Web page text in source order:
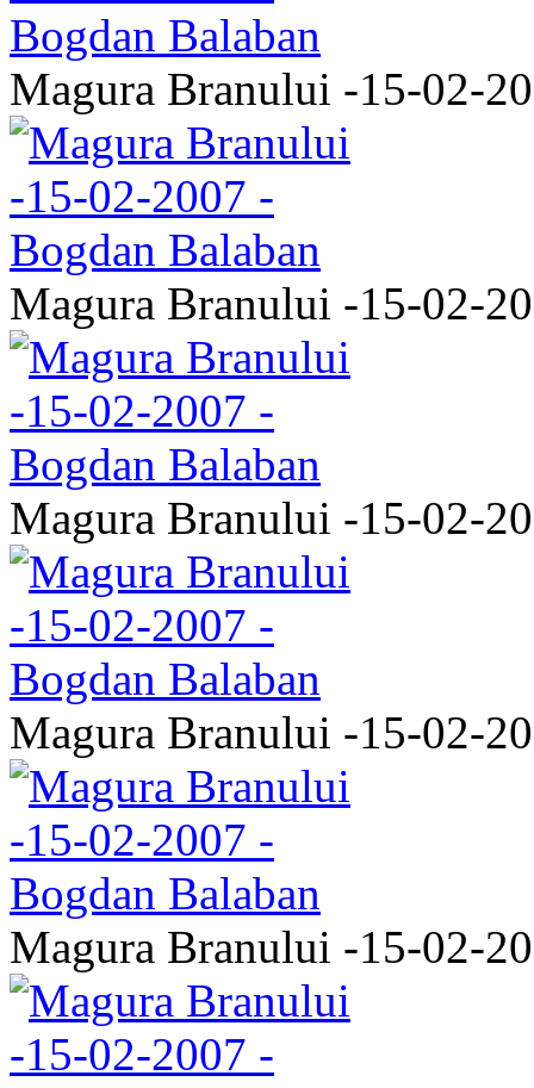
Magura Branului -15-02-
Magura Branului -15-02-
Magura Branului -15-02-
Magura Branului -15-02-
Magura Branului -15-02-